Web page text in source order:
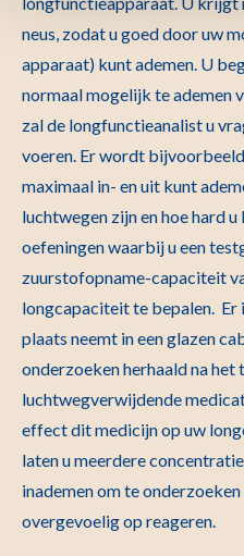
neus, zodat u goed door uw
apparaat) kunt ademen. U
normaal mogelijk te ademen
zal de longfunctieanalist u
voeren. Er wordt
maximaal in- en uit kunt
luchtwegen zijn en hoe hard
oefeningen waarbij u een
zuurstofopname-capaciteit
longcapaciteit te bepalen. Er
plaats neemt in een glazen
onderzoeken herhaald na het
luchtwegverwijdende
effect dit medicijn op uw
laten u meerdere
inademen om te
overgevoelig op reageren.